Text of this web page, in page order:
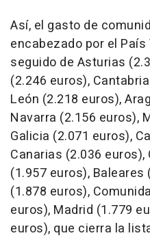
Así, el gasto de
encabezado por el
seguido de Asturias
(2.246 euros),
León (2.218 euros),
Navarra (2.156 euros),
Galicia (2.071 euros),
Canarias (2.036
(1.957 euros), Baleares
(1.878 euros),
euros), Madrid (1.779
euros), que cierra la